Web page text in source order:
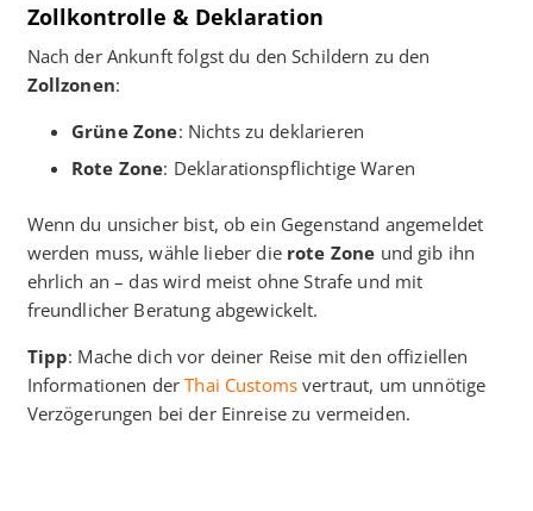
Zollkontrolle & Deklaration
Nach der Ankunft folgst du den Schildern zu den
Zollzonen:
Grüne Zone: Nichts zu deklarieren
Rote Zone: Deklarationspflichtige Waren
Wenn du unsicher bist, ob ein Gegenstand angemeldet
werden muss, wähle lieber die rote Zone und gib ihn
ehrlich an – das wird meist ohne Strafe und mit
freundlicher Beratung abgewickelt.
Tipp: Mache dich vor deiner Reise mit den offiziellen
Informationen derThai Customs vertraut, um unnötige
Verzögerungen bei der Einreise zu vermeiden.